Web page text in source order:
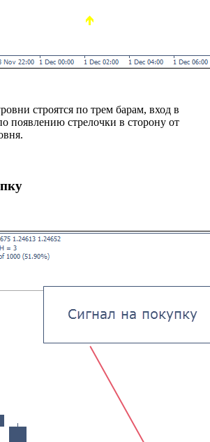
строятся по трем барам, вход в
появлению стрелочки в сторону от